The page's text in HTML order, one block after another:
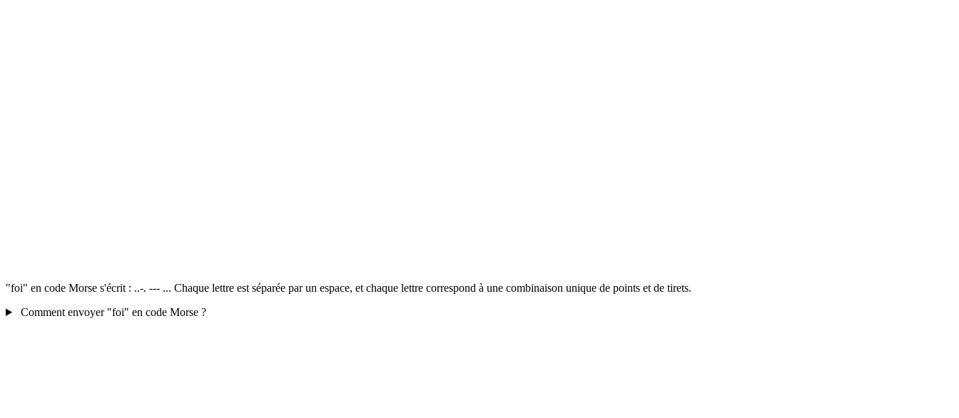
"foi" en code Morse s'écrit : ..-. --- ... Chaque lettre est séparée par un espace, et chaque lettre correspond à une combinaison unique de points et de tirets.
Comment envoyer "foi" en code Morse ?